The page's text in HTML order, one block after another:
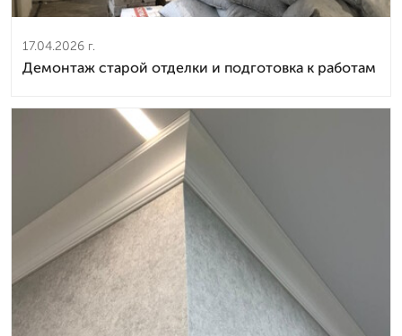
17.04.2026 г.
Демонтаж старой отделки и подготовка к работам